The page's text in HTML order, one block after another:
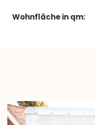
Wohnfläche in qm: